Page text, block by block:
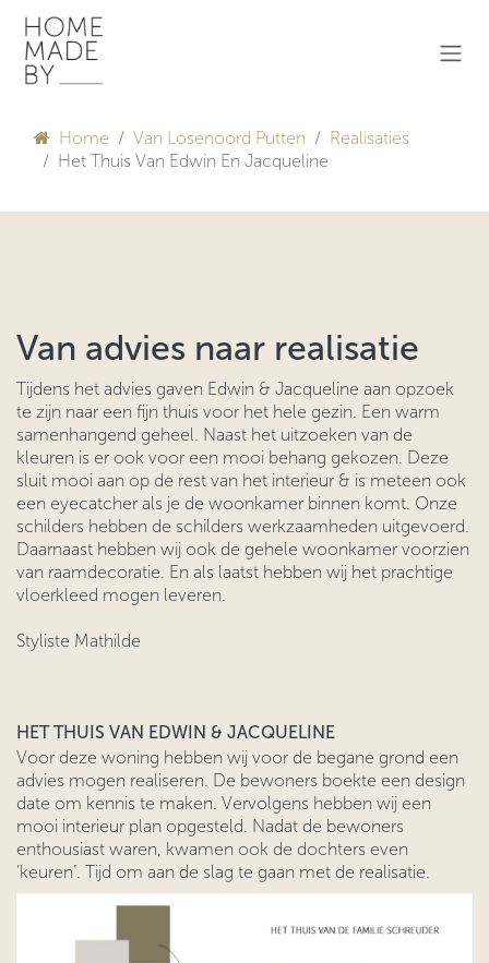
Overslaan naar inhoud
Home Van Losenoord Putten
Realisaties
Het Thuis Van Edwin En Jacqueline
Van advies naar realisatie
Tijdens het advies gaven Edwin & Jacqueline aan opzoek
te zijn naar een fijn thuis voor het hele gezin. Een warm
samenhangend geheel. Naast het uitzoeken van de
kleuren is er ook voor een mooi behang gekozen. Deze
sluit mooi aan op de rest van het interieur & is meteen ook
een eyecatcher als je de woonkamer binnen komt. Onze
schilders hebben de schilders werkzaamheden uitgevoerd.
Daarnaast hebben wij ook de gehele woonkamer voorzien
van raamdecoratie. En als laatst hebben wij het prachtige
vloerkleed mogen leveren.
Styliste Mathilde
HET THUIS VAN EDWIN & JACQUELINE
Voor deze woning hebben wij voor de begane grond een
advies mogen realiseren. De bewoners boekte een design
date om kennis te maken. Vervolgens hebben wij een
mooi interieur plan opgesteld. Nadat de bewoners
enthousiast waren, kwamen ook de dochters even
‘keuren’. Tijd om aan de slag te gaan met de realisatie.